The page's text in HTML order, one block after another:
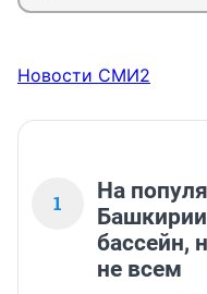
Новости СМИ2
1
На
бассейн,
не всем